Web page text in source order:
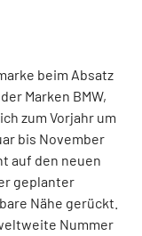
beim Absatz
Marken BMW,
zum Vorjahr um
bis November
auf den neuen
geplanter
Nähe gerückt.
Nummer